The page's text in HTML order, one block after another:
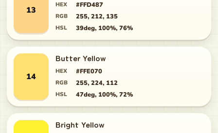
13
HEX #FFD487
RGB 255, 212, 135
HSL 39deg, 100%, 76%
14
Butter Yellow
HEX #FFE070
RGB 255, 224, 112
HSL 47deg, 100%, 72%
Bright Yellow